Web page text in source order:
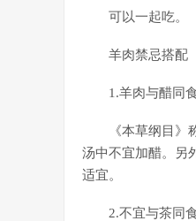
可以一起吃。
羊肉禁忌搭配
1.羊肉与醋同
《本草纲目
汤中不宜加醋。另
适宜。
2.不宜与茶同